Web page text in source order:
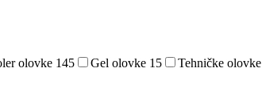
olovke 145 Gel olovke 15 Tehničke olovke